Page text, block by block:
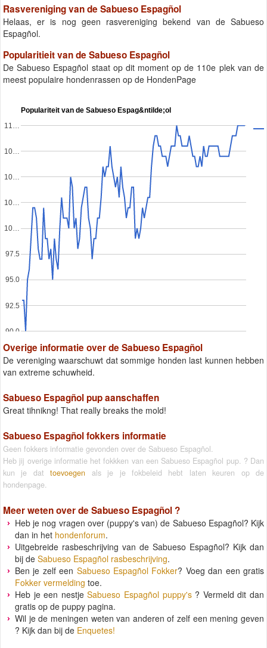
Rasvereniging van de Sabueso Espagñol
Helaas, er is nog geen rasvereniging bekend van de Sabueso
Espagñol.
Popularitieit van de Sabueso Espagñol
De Sabueso Espagñol staat op dit moment op de 110e plek van de
meest populaire hondenrassen op de HondenPage
Populariteit van de Sabueso Espag&ntilde;ol
90.0
92.5
95.0
97.5
10…
10…
10…
10…
11…
Overige informatie over de Sabueso Espagñol
De vereniging waarschuwt dat sommige honden last kunnen hebben
van extreme schuwheid.
Sabueso Espagñol pup aanschaffen
Great tihnikng! That really breaks the mold!
Sabueso Espagñol fokkers informatie
Geen fokkers informatie gevonden over de Sabueso Espagñol.
Heb jij overige informatie het fokkken van een Sabueso Espagñol pup. ? Dan
kun je dattoevoegen als je je fokbeleid hebt laten keuren op de
hondenpage.
Meer weten over de Sabueso Espagñol ?
Heb je nog vragen over (puppy's van) de Sabueso Espagñol? Kijk
dan in het hondenforum.
Uitgebreide rasbeschrijving van de Sabueso Espagñol? Kijk dan
bij de Sabueso Espagñol rasbeschrijving.
Ben je zelf een Sabueso Espagñol Fokker? Voeg dan een gratis
Fokker vermelding toe.
Heb je een nestjeSabueso Espagñol puppy's? Vermeld dit dan
gratis op de puppy pagina.
Wil je de meningen weten van anderen of zelf een mening geven
? Kijk dan bij de Enquetes!